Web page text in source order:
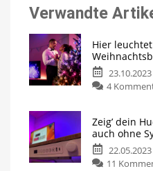
Verwandte
Hier
4
Zeig’ dein
auch ohne
11